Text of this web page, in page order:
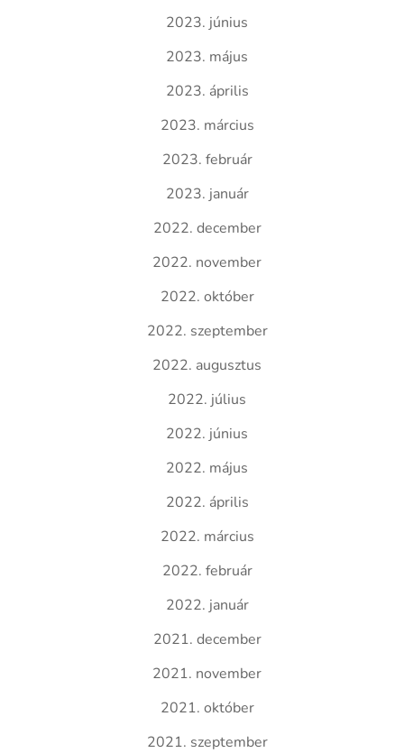
2023. június
2023. május
2023. április
2023. március
2023. február
2023. január
2022. december
2022. november
2022. október
2022. szeptember
2022. augusztus
2022. július
2022. június
2022. május
2022. április
2022. március
2022. február
2022. január
2021. december
2021. november
2021. október
2021. szeptember